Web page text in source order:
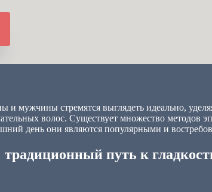
мужчины стремятся выглядеть идеально,
волос. Существует множество
день они являются популярными и
путь к